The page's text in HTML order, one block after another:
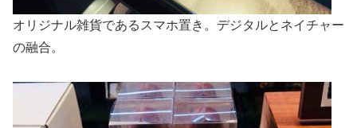
オリジナル雑貨であるスマホ置き。デジタルとネイチャー
の融合。